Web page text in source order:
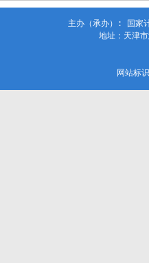
主办（承办）: 国家
地址：天津
网站标